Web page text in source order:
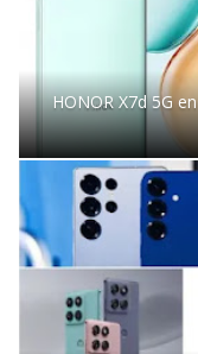
HONOR X7d 5G